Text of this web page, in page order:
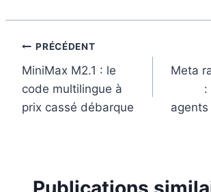
k
s
t
n
Navigation
de
l’article
PRÉCÉDENT
MiniMax M2.1 : le
code multilingue à
prix cassé débarque
Meta
:
agents